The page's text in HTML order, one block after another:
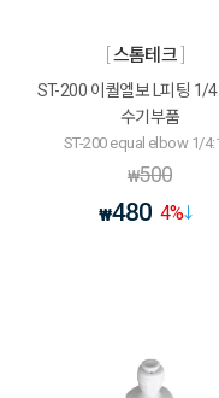
스톰테크
ST-200 이퀄엘보 L피팅 1/
수기부품
ST-200 equal elbow 1/
₩500
₩480 4%